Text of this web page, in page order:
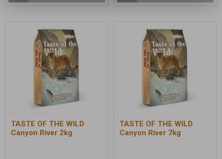
TASTE OF THE WILD
Canyon River 2kg
TASTE OF THE WILD
Canyon River 7kg